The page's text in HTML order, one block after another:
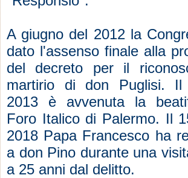
A giugno del 2012 la
dato l'assenso finale alla
del decreto per il
martirio di don Puglisi. Il
2013 è avvenuta la
Foro Italico di Palermo. Il
2018 Papa Francesco ha
a don Pino durante una
a 25 anni dal delitto.